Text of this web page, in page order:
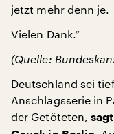
jetzt mehr denn je.
Vielen Dank.“
(Quelle:
Deutschland sei
Anschlagsserie in
der Getöteten,